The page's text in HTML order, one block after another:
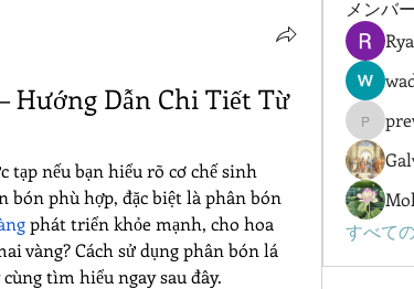
Hướng Dẫn Chi Tiết Từ
tạp nếu bạn hiểu rõ cơ chế sinh
bón phù hợp, đặc biệt là phân bón
phát triển khỏe mạnh, cho hoa
vàng? Cách sử dụng phân bón lá
tìm hiểu ngay sau đây.
メンバー
すべて